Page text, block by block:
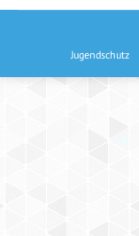
Jugendschutz